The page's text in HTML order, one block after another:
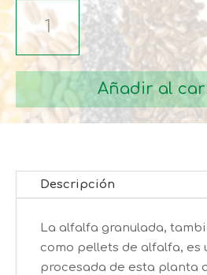
ALFALFA
GRANULADA
Kg
Añadir al
Descripción
La alfalfa granulada,
como pellets de alfalfa, es
procesada de esta planta